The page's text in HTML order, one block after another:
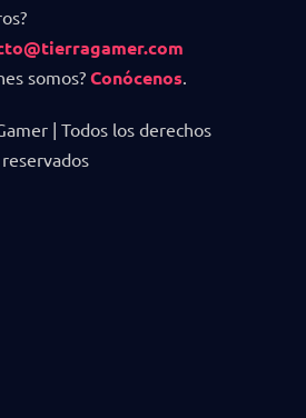
somos? Conócenos.
| Todos los derechos
reservados